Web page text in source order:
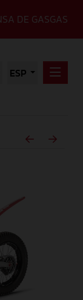
DE GASGAS
ESP